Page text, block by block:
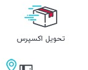
تحویل اکسپرس